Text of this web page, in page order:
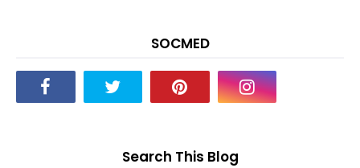
SOCMED
Search This Blog